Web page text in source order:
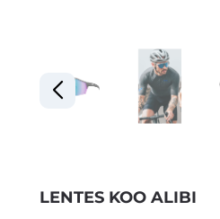
LENTES KOO ALIBI